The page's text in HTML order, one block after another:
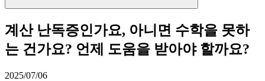
계산 난독증인가요, 아니면 수학을 못하
는 건가요? 언제 도움을 받아야 할까요?
2025/07/06